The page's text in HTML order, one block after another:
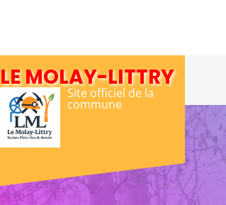
LE MOLAY-LITTRY
Site officiel de la
commune